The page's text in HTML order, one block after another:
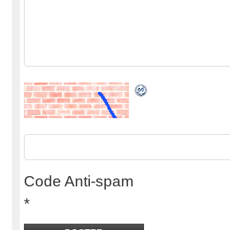
Code Anti-spam
*